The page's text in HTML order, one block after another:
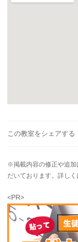
この教室をシェアする
※掲載内容の修正や追加
だいております。詳しく
<PR>